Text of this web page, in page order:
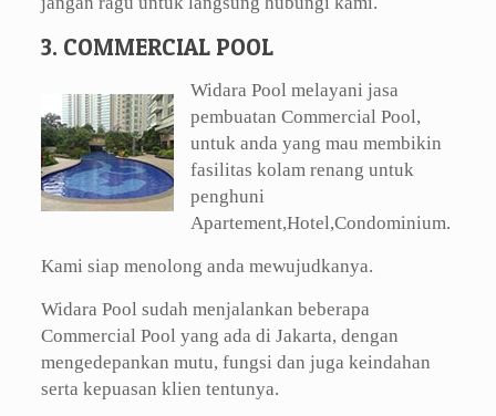
3. COMMERCIAL POOL
Widara Pool melayani jasa
pembuatan Commercial Pool,
untuk anda yang mau membikin
fasilitas kolam renang untuk
penghuni
Apartement,Hotel,Condominium.
Kami siap menolong anda mewujudkanya.
Widara Pool sudah menjalankan beberapa
Commercial Pool yang ada di Jakarta, dengan
mengedepankan mutu, fungsi dan juga keindahan
serta kepuasan klien tentunya.